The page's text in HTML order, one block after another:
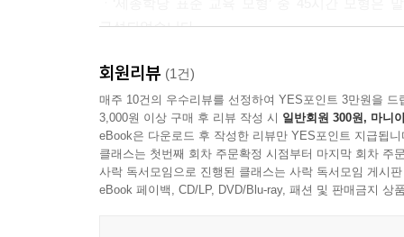
구성되었습니다.
ㆍ본 교재는 45시간 모형에 준하되 세 개의 파트
모듈 내 하위 구성 요소의 일부를 선택적으로 사
ㆍ본 교재는 유창성과 정확성을 고르게 향상시키
ㆍ본 교재의 학습 내용과 학습 활동은 성인 학습
회원리뷰 (1건)
매주 10건의 우수리뷰를 선정하여 YES포인트 3만원을 드
3,000원 이상 구매 후 리뷰 작성 시 일반회원 300원, 마니
eBook은 다운로드 후 작성한 리뷰만 YES포인트 지급됩니
클래스는 첫번째 회차 주문확정 시점부터 마지막 회차 주
사락 독서모임으로 진행된 클래스는 사락 독서모임 게시
eBook 페이백, CD/LP, DVD/Blu-ray, 패션 및 판매금지 상